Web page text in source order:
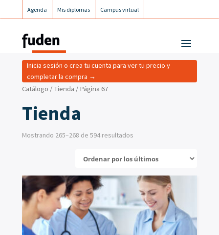
Agenda Mis diplomas Campus virtual
Catálogo / Tienda / Página 67
Tienda
Inicia sesión o crea tu cuenta para ver tu precio y
completar la compra →
Mostrando 265–268 de 594 resultados